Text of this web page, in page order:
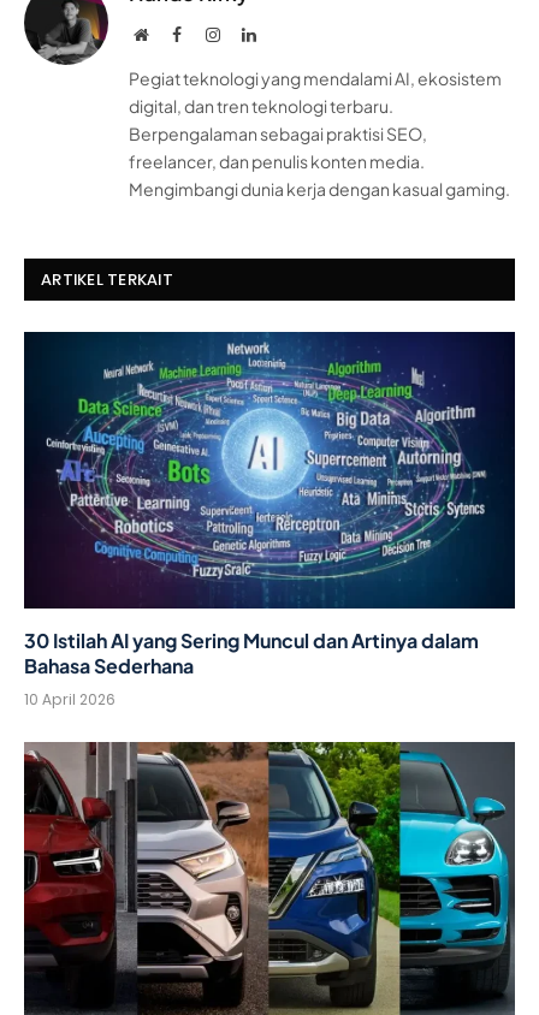
WebsiteFacebookInstagramLinkedIn
Pegiat teknologi yang mendalami AI, ekosistem
digital, dan tren teknologi terbaru.
Berpengalaman sebagai praktisi SEO,
freelancer, dan penulis konten media.
Mengimbangi dunia kerja dengan kasual gaming.
ARTIKEL TERKAIT
30 Istilah AI yang Sering Muncul dan Artinya dalam
Bahasa Sederhana
10 April 2026